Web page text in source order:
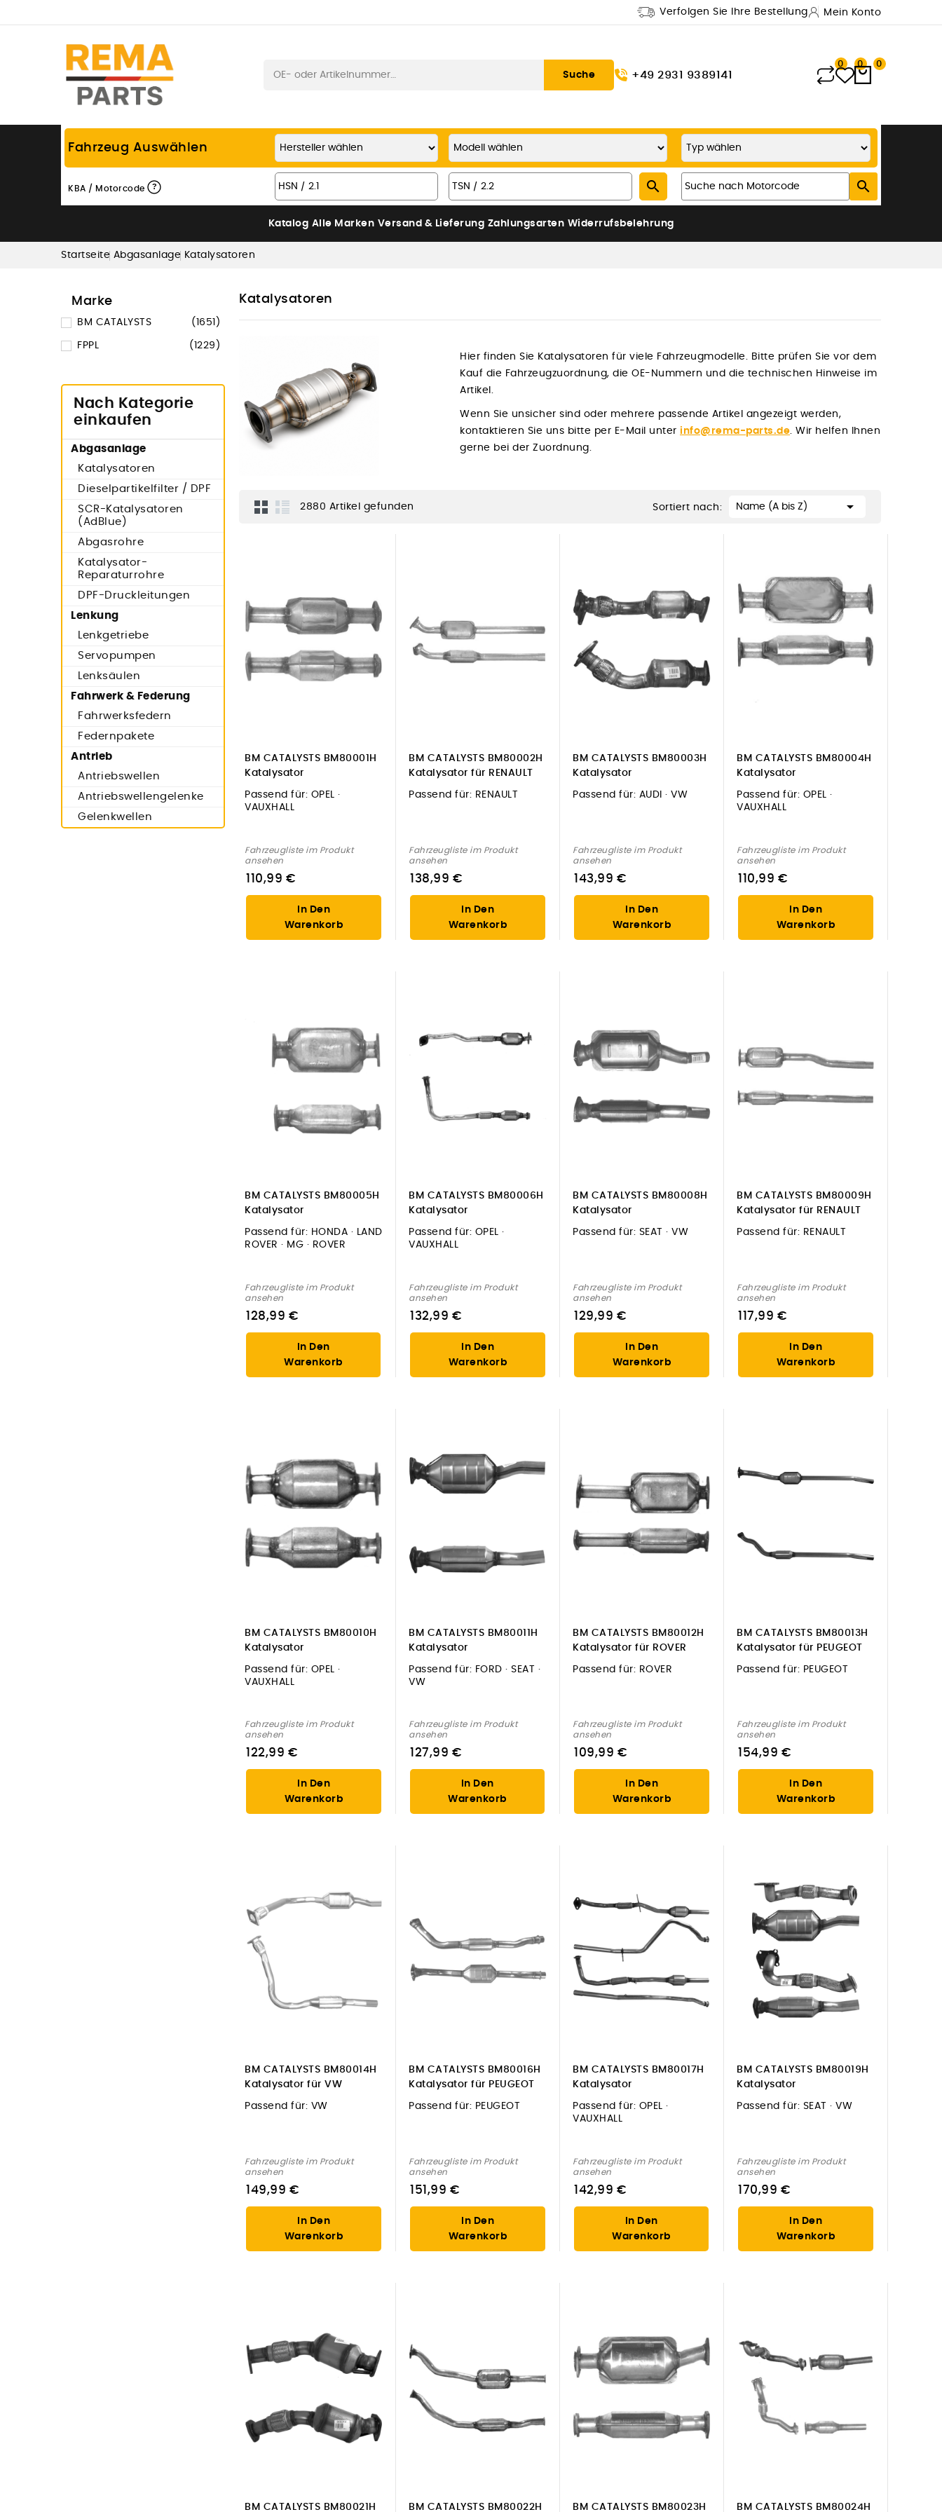
Verfolgen Sie Ihre Bestellung Mein Konto
Suche +49 2931 9389141
0 0 0
Fahrzeug Auswählen
KBA / Motorcode ?  
Katalog Alle Marken Versand & Lieferung Zahlungsarten Widerrufsbelehrung
Startseite Abgasanlage Katalysatoren
Marke
BM CATALYSTS (1651)
FPPL (1229)
Nach Kategorie
einkaufen
Abgasanlage
Katalysatoren
Dieselpartikelfilter / DPF
SCR-Katalysatoren
(AdBlue)
Abgasrohre
Katalysator-
Reparaturrohre
DPF-Druckleitungen
Lenkung
Lenkgetriebe
Servopumpen
Lenksäulen
Fahrwerk & Federung
Fahrwerksfedern
Federnpakete
Antrieb
Antriebswellen
Antriebswellengelenke
Gelenkwellen
Katalysatoren
Hier finden Sie Katalysatoren für viele Fahrzeugmodelle. Bitte prüfen Sie vor dem
Kauf die Fahrzeugzuordnung, die OE-Nummern und die technischen Hinweise im
Artikel.
Wenn Sie unsicher sind oder mehrere passende Artikel angezeigt werden,
kontaktieren Sie uns bitte per E-Mail unter info@rema-parts.de. Wir helfen Ihnen
gerne bei der Zuordnung.
2880 Artikel gefunden Sortiert nach: Name (A bis Z) 
BM CATALYSTS BM80001H
Katalysator
Passend für: OPEL ·
VAUXHALL
Fahrzeugliste im Produkt
ansehen
110,99 €
In Den
Warenkorb
BM CATALYSTS BM80002H
Katalysator für RENAULT
Passend für: RENAULT
Fahrzeugliste im Produkt
ansehen
138,99 €
In Den
Warenkorb
BM CATALYSTS BM80003H
Katalysator
Passend für: AUDI · VW
Fahrzeugliste im Produkt
ansehen
143,99 €
In Den
Warenkorb
BM CATALYSTS BM80004H
Katalysator
Passend für: OPEL ·
VAUXHALL
Fahrzeugliste im Produkt
ansehen
110,99 €
In Den
Warenkorb
BM CATALYSTS BM80005H
Katalysator
Passend für: HONDA · LAND
ROVER · MG · ROVER
Fahrzeugliste im Produkt
ansehen
128,99 €
In Den
Warenkorb
BM CATALYSTS BM80006H
Katalysator
Passend für: OPEL ·
VAUXHALL
Fahrzeugliste im Produkt
ansehen
132,99 €
In Den
Warenkorb
BM CATALYSTS BM80008H
Katalysator
Passend für: SEAT · VW
Fahrzeugliste im Produkt
ansehen
129,99 €
In Den
Warenkorb
BM CATALYSTS BM80009H
Katalysator für RENAULT
Passend für: RENAULT
Fahrzeugliste im Produkt
ansehen
117,99 €
In Den
Warenkorb
BM CATALYSTS BM80010H
Katalysator
Passend für: OPEL ·
VAUXHALL
Fahrzeugliste im Produkt
ansehen
122,99 €
In Den
Warenkorb
BM CATALYSTS BM80011H
Katalysator
Passend für: FORD · SEAT ·
VW
Fahrzeugliste im Produkt
ansehen
127,99 €
In Den
Warenkorb
BM CATALYSTS BM80012H
Katalysator für ROVER
Passend für: ROVER
Fahrzeugliste im Produkt
ansehen
109,99 €
In Den
Warenkorb
BM CATALYSTS BM80013H
Katalysator für PEUGEOT
Passend für: PEUGEOT
Fahrzeugliste im Produkt
ansehen
154,99 €
In Den
Warenkorb
BM CATALYSTS BM80014H
Katalysator für VW
Passend für: VW
Fahrzeugliste im Produkt
ansehen
149,99 €
In Den
Warenkorb
BM CATALYSTS BM80016H
Katalysator für PEUGEOT
Passend für: PEUGEOT
Fahrzeugliste im Produkt
ansehen
151,99 €
In Den
Warenkorb
BM CATALYSTS BM80017H
Katalysator
Passend für: OPEL ·
VAUXHALL
Fahrzeugliste im Produkt
ansehen
142,99 €
In Den
Warenkorb
BM CATALYSTS BM80019H
Katalysator
Passend für: SEAT · VW
Fahrzeugliste im Produkt
ansehen
170,99 €
In Den
Warenkorb
BM CATALYSTS BM80021H BM CATALYSTS BM80022H BM CATALYSTS BM80023H BM CATALYSTS BM80024H